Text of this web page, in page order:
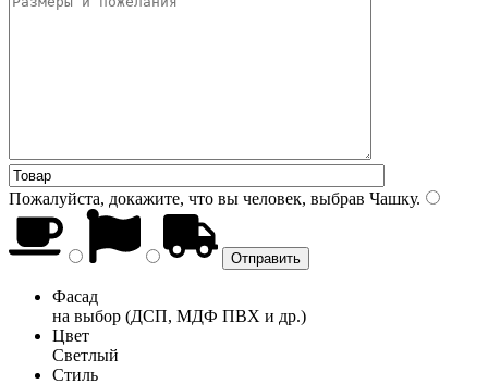
Пожалуйста, докажите, что вы человек, выбрав Чашку.
Фасад
на выбор (ДСП, МДФ ПВХ и др.)
Цвет
Светлый
Стиль